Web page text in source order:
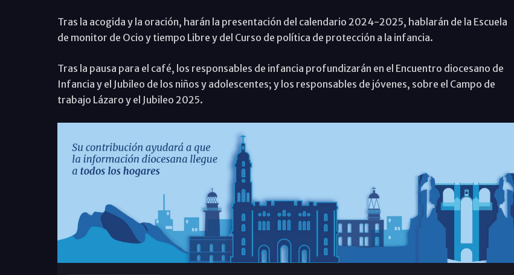
Tras la acogida y la oración, harán la presentación del calendario 2024-2025, hablarán de la Escuela
de monitor de Ocio y tiempo Libre y del Curso de política de protección a la infancia.
Tras la pausa para el café, los responsables de infancia profundizarán en el Encuentro diocesano de
Infancia y el Jubileo de los niños y adolescentes; y los responsables de jóvenes, sobre el Campo de
trabajo Lázaro y el Jubileo 2025.